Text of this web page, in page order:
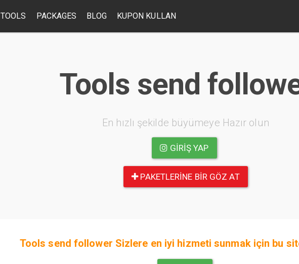
TOOLS PACKAGES BLOG KUPON KULLAN
Tools send
En hızlı şekilde büyümeye Hazır olun
GIRIŞ YAP
PAKETLERINE BIR GÖZ AT
Tools send follower Sizlere en iyi hizmeti sunmak için bu